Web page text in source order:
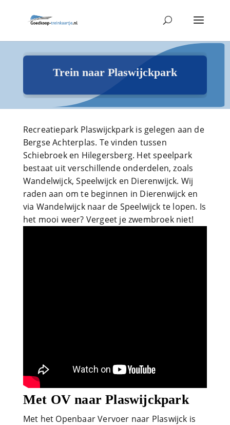
Trein naar Plaswijckpark
Recreatiepark Plaswijckpark is gelegen aan de
Bergse Achterplas. Te vinden tussen
Schiebroek en Hilegersberg. Het speelpark
bestaat uit verschillende onderdelen, zoals
Wandelwijck, Speelwijck en Dierenwijck. Wij
raden aan om te beginnen in Dierenwijck en
via Wandelwijck naar de Speelwijck te lopen. Is
het mooi weer? Vergeet je zwembroek niet!
Met OV naar Plaswijckpark
Met het Openbaar Vervoer naar Plaswijck is